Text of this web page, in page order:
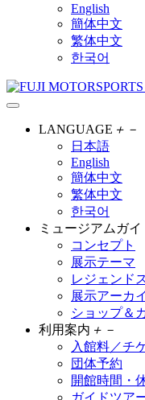
English
簡体中文
繁体中文
한국어
LANGUAGE ＋ －
日本語
English
簡体中文
繁体中文
한국어
ミュージアムガイ
コンセプト
展示テーマ
レジェンド
展示アーカ
ショップ＆
利用案内 ＋ －
入館料／チ
団体予約
開館時間・
ガイドツア